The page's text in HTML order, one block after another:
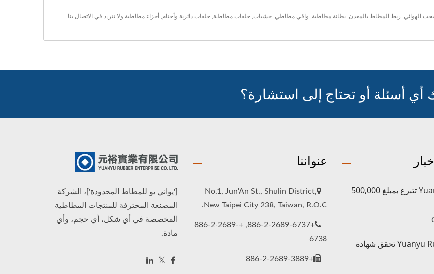
الهوائي ربط المطاط بالمعدن بطانة مطاطية واقي مطاطي حشيات حلقات مطاطية حلقات دائرية وأختام أجزاء مطاطية ولا تتردد في الاتصال بنا
أي أسئلة أو تحتاج إلى استشارة؟
['يواني يو للمطاط المحدودة']، الشركة
المصنعة المحترفة للمنتجات المطاطية
المخصصة في أي شكل، أي حجم، وأي
مادة.
عنواننا
No.1, Jun'An St., Shulin District,
New Taipei City 238, Taiwan, R.O.C.
+886-2-2689-6737, +886-2-2689-
6738
+886-2-2689-3889
Yuanyu Rubber تتبرع بمبلغ 500,000
شركة Yuanyu Rubber تحقق شهادة